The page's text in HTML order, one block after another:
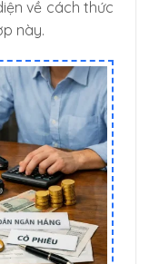
về cách thức
này.